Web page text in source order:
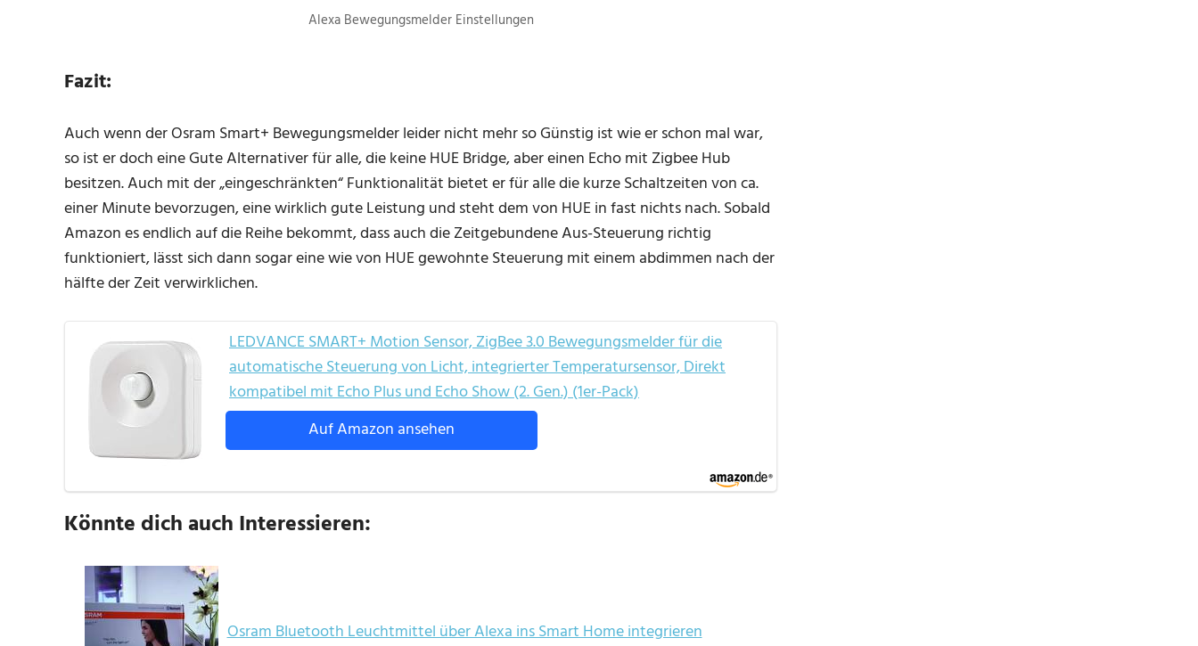
Alexa Bewegungsmelder Einstellungen
Fazit:
Auch wenn der Osram Smart+ Bewegungsmelder leider nicht mehr so Günstig ist wie er schon mal war,
so ist er doch eine Gute Alternativer für alle, die keine HUE Bridge, aber einen Echo mit Zigbee Hub
besitzen. Auch mit der „eingeschränkten“ Funktionalität bietet er für alle die kurze Schaltzeiten von ca.
einer Minute bevorzugen, eine wirklich gute Leistung und steht dem von HUE in fast nichts nach. Sobald
Amazon es endlich auf die Reihe bekommt, dass auch die Zeitgebundene Aus-Steuerung richtig
funktioniert, lässt sich dann sogar eine wie von HUE gewohnte Steuerung mit einem abdimmen nach der
hälfte der Zeit verwirklichen.
LEDVANCE SMART+ Motion Sensor, ZigBee 3.0 Bewegungsmelder für die
automatische Steuerung von Licht, integrierter Temperatursensor, Direkt
kompatibel mit Echo Plus und Echo Show (2. Gen.) (1er-Pack)
Auf Amazon ansehen
Könnte dich auch Interessieren:
Osram Bluetooth Leuchtmittel über Alexa ins Smart Home integrieren